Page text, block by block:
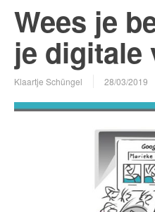
Wees je
je digitale
Klaartje Schüngel 28/03/2019